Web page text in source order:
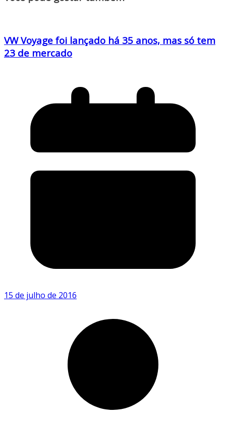
VW Voyage foi lançado há 35 anos, mas só tem
23 de mercado
15 de julho de 2016